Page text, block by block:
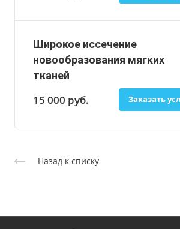
Широкое иссечение
новообразования мягких
тканей
15 000 руб. Заказать
Назад к списку